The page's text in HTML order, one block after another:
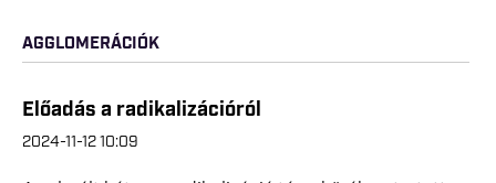
AGGLOMERÁCIÓK
Előadás a radikalizációról
2024-11-12 10:09